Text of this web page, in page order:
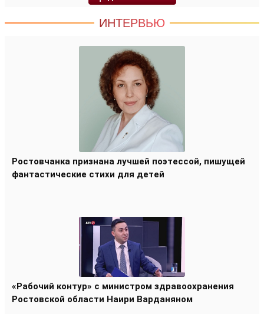
ИНТЕРВЬЮ
Ростовчанка признана лучшей поэтессой, пишущей
фантастические стихи для детей
«Рабочий контур» с министром здравоохранения
Ростовской области Наири Варданяном